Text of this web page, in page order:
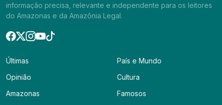
informação precisa, relevante e independente para os leitores
do Amazonas e da Amazônia Legal.
Últimas
Opinião
Amazonas
País e Mundo
Cultura
Famosos